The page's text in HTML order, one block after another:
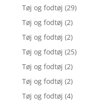
Tøj og fodtøj (29)
Tøj og fodtøj (2)
Tøj og fodtøj (2)
Tøj og fodtøj (25)
Tøj og fodtøj (2)
Tøj og fodtøj (2)
Tøj og fodtøj (4)